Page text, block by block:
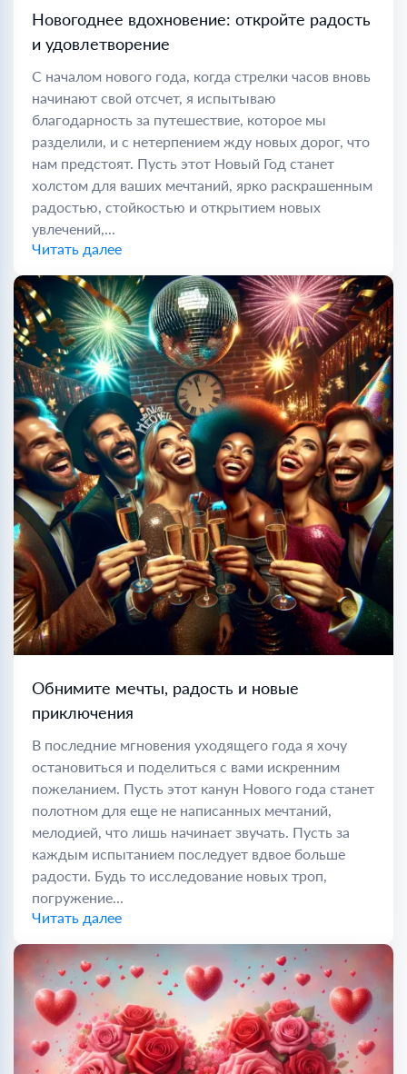
Новогоднее вдохновение: откройте радость
и удовлетворение
С началом нового года, когда стрелки часов вновь
начинают свой отсчет, я испытываю
благодарность за путешествие, которое мы
разделили, и с нетерпением жду новых дорог, что
нам предстоят. Пусть этот Новый Год станет
холстом для ваших мечтаний, ярко раскрашенным
радостью, стойкостью и открытием новых
увлечений,...
Читать далее
Обнимите мечты, радость и новые
приключения
В последние мгновения уходящего года я хочу
остановиться и поделиться с вами искренним
пожеланием. Пусть этот канун Нового года станет
полотном для еще не написанных мечтаний,
мелодией, что лишь начинает звучать. Пусть за
каждым испытанием последует вдвое больше
радости. Будь то исследование новых троп,
погружение...
Читать далее